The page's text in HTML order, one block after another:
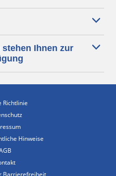
Ihnen zur
Richtlinie
Hinweise
Barrierefreiheit